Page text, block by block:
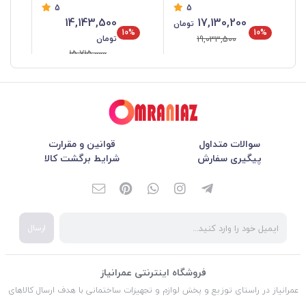
5
10%
17,130,200 تومان
19,033,500
5
10%
14,143,500
تومان
15,715,000
سوالات متداول
قوانین و مقرارت
پیگیری سفارش
شرایط برگشت کالا
ارسال
فروشگاه اینترنتی عمرانیاز
عمرانیاز در راستای توزیع و پخش لوازم و تجهیزات ساختمانی با هدف ارسال کالاهای